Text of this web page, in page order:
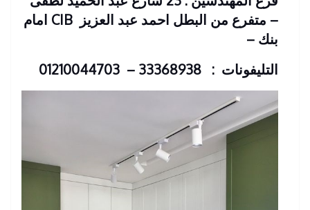
– متفرع من البطل احمد عبد العزيز
CIB امام
بنك –
التليفونات : 33368938 – 01210044703